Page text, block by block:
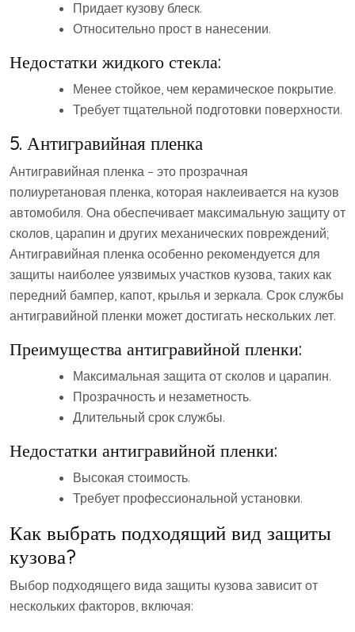
Придает кузову блеск.
Относительно прост в нанесении.
Недостатки жидкого стекла:
Менее стойкое, чем керамическое покрытие.
Требует тщательной подготовки поверхности.
5. Антигравийная пленка
Антигравийная пленка – это прозрачная
полиуретановая пленка, которая наклеивается на кузов
автомобиля. Она обеспечивает максимальную защиту от
сколов, царапин и других механических повреждений;
Антигравийная пленка особенно рекомендуется для
защиты наиболее уязвимых участков кузова, таких как
передний бампер, капот, крылья и зеркала. Срок службы
антигравийной пленки может достигать нескольких лет.
Преимущества антигравийной пленки:
Максимальная защита от сколов и царапин.
Прозрачность и незаметность.
Длительный срок службы.
Недостатки антигравийной пленки:
Высокая стоимость.
Требует профессиональной установки.
Как выбрать подходящий вид защиты
кузова?
Выбор подходящего вида защиты кузова зависит от
нескольких факторов, включая: